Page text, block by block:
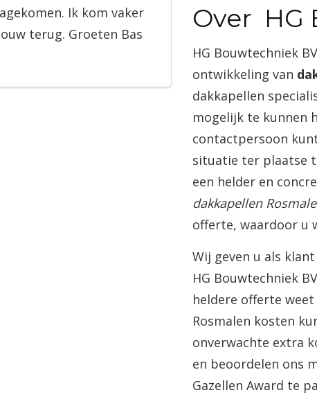
Ik kom vaker
terug. Groeten Bas
Over HG
HG Bouwtechniek
ontwikkeling van
dakkapellen
mogelijk te kunnen
contactpersoon
situatie ter plaatse
een helder en
dakkapellen
offerte, waardoor u
Wij geven u als
HG Bouwtechniek
heldere offerte
Rosmalen kosten
onverwachte extra
en beoordelen ons
Gazellen Award te